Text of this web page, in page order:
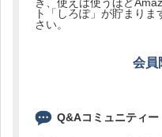
ト「しろぽ」が貯まり
さい。
会員
Q&Aコミュニティー